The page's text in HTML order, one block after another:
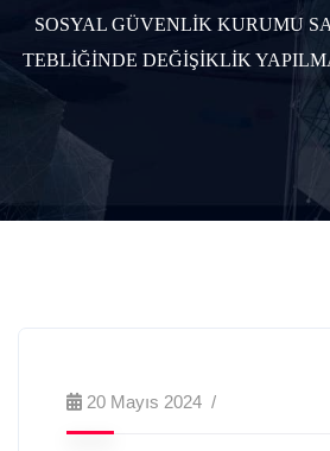
SOSYAL GÜVENLİK KURUMU
TEBLİĞİNDE DEĞİŞİKLİK
20 Mayıs 2024